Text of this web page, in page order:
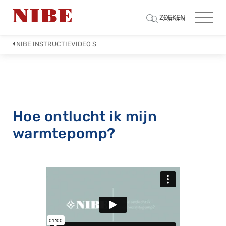
ZOEKEN
ZOEKEN
NIBE INSTRUCTIEVIDEO S
Hoe ontlucht ik mijn
warmtepomp?